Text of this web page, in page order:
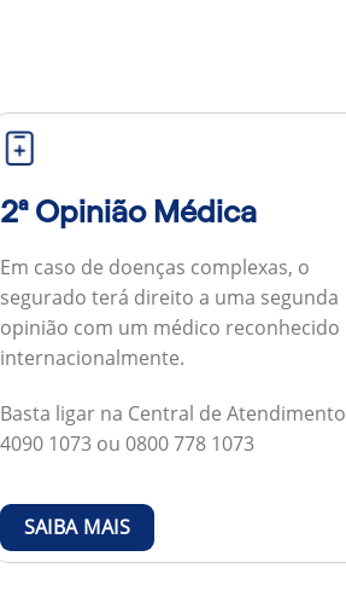
2ª Opinião Médica
Em caso de doenças complexas, o
segurado terá direito a uma segunda
opinião com um médico reconhecido
internacionalmente.
Basta ligar na Central de Atendimento
4090 1073 ou 0800 778 1073
SAIBA MAIS